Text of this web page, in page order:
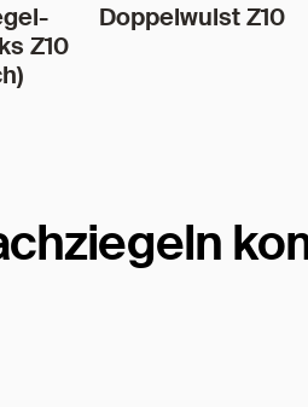
Z10
Doppelwulst Z10